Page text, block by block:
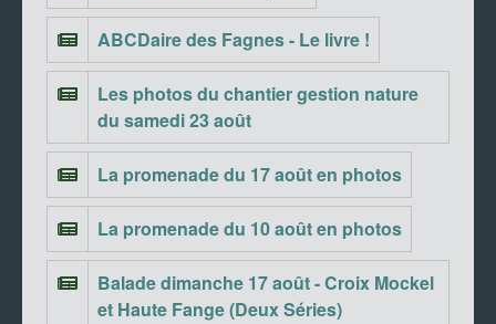
ABCDaire des Fagnes - Le livre !
Les photos du chantier gestion nature
du samedi 23 août
La promenade du 17 août en photos
La promenade du 10 août en photos
Balade dimanche 17 août - Croix Mockel
et Haute Fange (Deux Séries)